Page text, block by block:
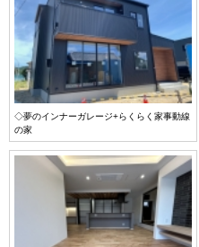
◇夢のインナーガレージ+らくらく家事動線
の家